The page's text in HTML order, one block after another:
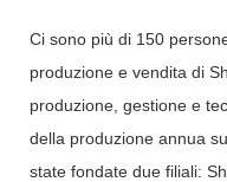
Ci sono più di 150
produzione e vendita di
produzione, gestione e
della produzione annua
state fondate due filiali: